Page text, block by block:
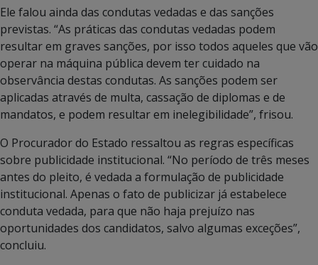
Ele falou ainda das condutas vedadas e das sanções
previstas. “As práticas das condutas vedadas podem
resultar em graves sanções, por isso todos aqueles que vão
operar na máquina pública devem ter cuidado na
observância destas condutas. As sanções podem ser
aplicadas através de multa, cassação de diplomas e de
mandatos, e podem resultar em inelegibilidade”, frisou.
O Procurador do Estado ressaltou as regras específicas
sobre publicidade institucional. “No período de três meses
antes do pleito, é vedada a formulação de publicidade
institucional. Apenas o fato de publicizar já estabelece
conduta vedada, para que não haja prejuízo nas
oportunidades dos candidatos, salvo algumas exceções”,
concluiu.